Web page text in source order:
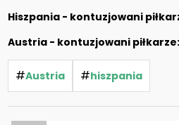
Hiszpania - kontuzjowani
Austria - kontuzjowani piłkarze:
#Austria #hiszpania